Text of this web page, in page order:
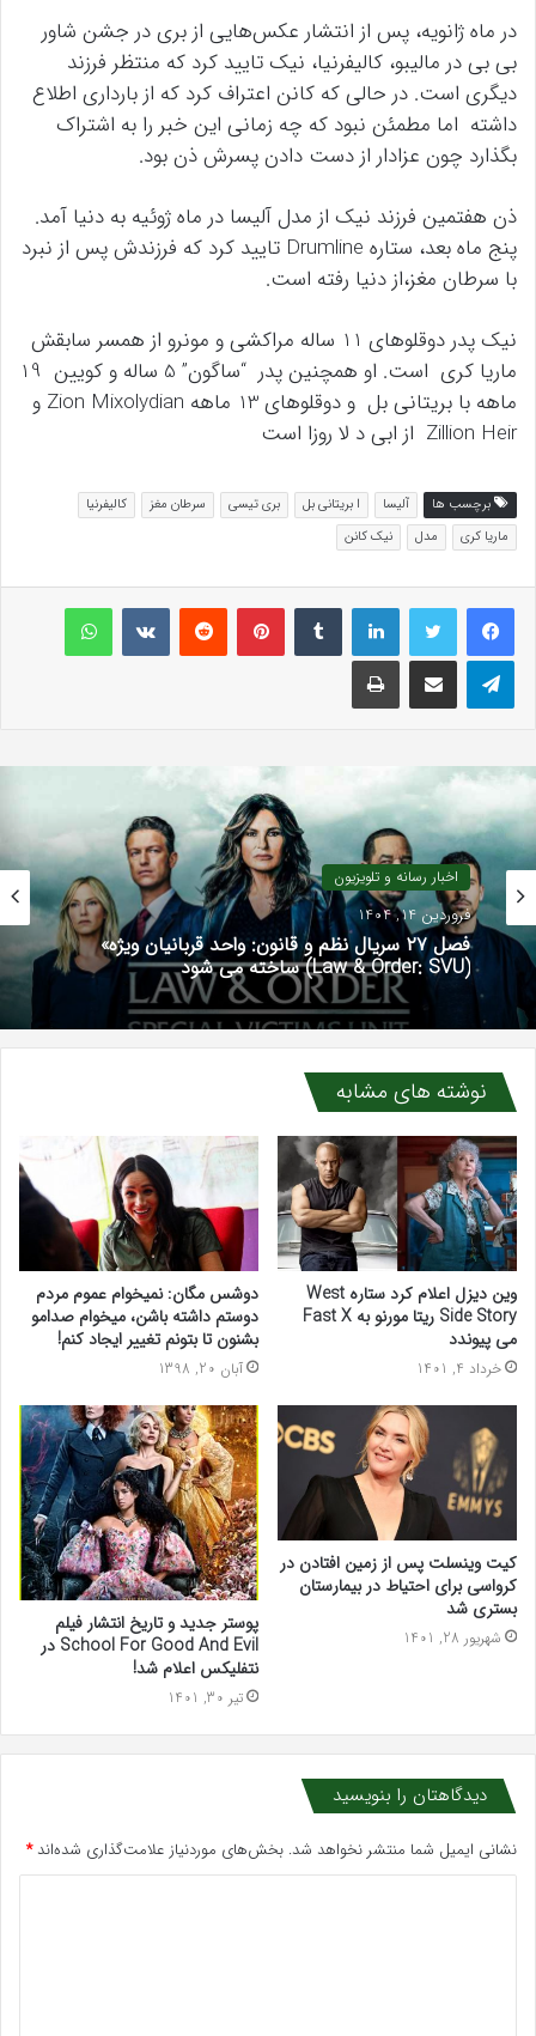
در ماه ژانویه، پس از انتشار عکس‌هایی از بری در جشن شاور
بی بی در مالیبو، کالیفرنیا، نیک تایید کرد که منتظر فرزند
دیگری است. در حالی که کانن اعتراف کرد که از بارداری اطلاع
داشته اما مطمئن نبود که چه زمانی این خبر را به اشتراک
بگذارد چون عزادار از دست دادن پسرش ذن بود.
ذن هفتمین فرزند نیک از مدل آلیسا در ماه ژوئیه به دنیا آمد.
پنج ماه بعد، ستاره Drumline تایید کرد که فرزندش پس از نبرد
با سرطان مغز،از دنیا رفته است.
نیک پدر دوقلوهای 11 ساله مراکشی و مونرو از همسر سابقش
ماریا کری است. او همچنین پدر “ساگون” 5 ساله و کویین 19
ماهه با بریتانی بل و دوقلوهای 13 ماهه Zion Mixolydian و
Zillion Heir از ابی د لا روزا است
برچسب ها آلیسا ا بریتانی بل بری تیسی سرطان مغز
کالیفرنیا
ماریا کری
مدل نیک کانن
لینکداینتامبلر پینتریستReddit
VKontakteواتس آپ
تلگرام اشتراک گذاری با ایمیل چاپ
اخبار رسانه و تلویزیون
فروردین 14, 1404
فصل ۲۷ سریال نظم و قانون: واحد قربانیان ویژه»
(Law & Order: SVU) ساخته می شود
نوشته های مشابه
وین دیزل اعلام کرد ستاره West
Side Story ریتا مورنو به Fast X
می پیوندد
خرداد 4, 1401
دوشس مگان: نمیخوام عموم مردم
دوستم داشته باشن، میخوام صدامو
بشنون تا بتونم تغییر ایجاد کنم!
آبان 20, 1398
کیت وینسلت پس از زمین افتادن در
کرواسی برای احتیاط در بیمارستان
بستری شد
شهریور 28, 1401
پوستر جدید و تاریخ انتشار فیلم
School For Good And Evil در
نتفلیکس اعلام شد!
تیر 30, 1401
دیدگاهتان را بنویسید
نشانی ایمیل شما منتشر نخواهد شد. بخش‌های موردنیاز علامت‌گذاری شده‌اند*